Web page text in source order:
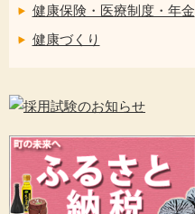
健康保険・医療制度・年金
健康づくり